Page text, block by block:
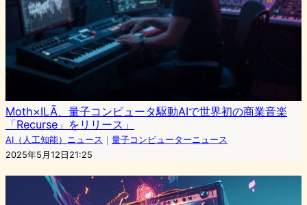
Moth×ILĀ、量子コンピュータ駆動AIで世界初の商業音楽
「Recurse」をリリース」
AI（人工知能）ニュース ｜ 量子コンピューターニュース
2025年5月12日21:25